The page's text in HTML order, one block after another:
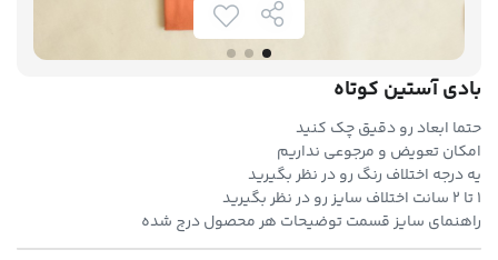
بادی آستین کوتاه
حتما ابعاد رو دقیق چک کنید
امکان تعویض و مرجوعی نداریم
یه درجه اختلاف رنگ رو در نظر بگیرید
۱ تا ۲ سانت اختلاف سایز رو در نظر بگیرید
راهنمای سایز قسمت توضیحات هر محصول درج شده